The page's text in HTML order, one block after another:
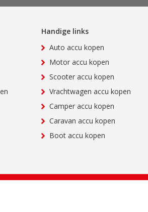
Handige links
Auto accu kopen
Motor accu kopen
Scooter accu kopen
Vrachtwagen accu kopen
Camper accu kopen
Caravan accu kopen
Boot accu kopen